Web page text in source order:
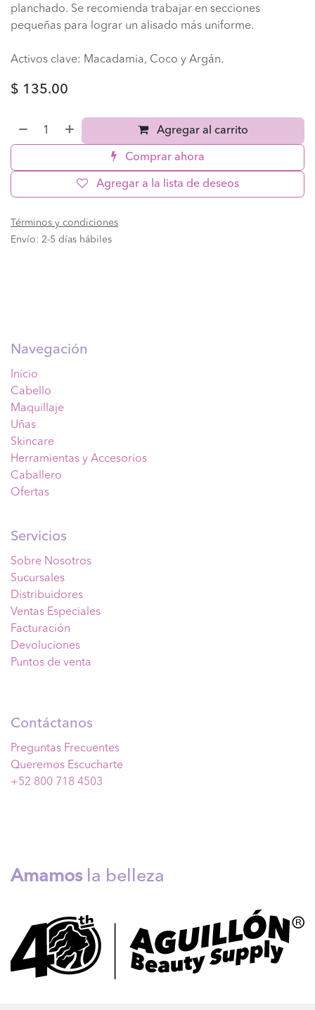
planchado. Se recomienda trabajar en secciones
pequeñas para lograr un alisado más uniforme.
Activos clave: Macadamia, Coco y Argán.
$ 135.00
Agregar al carrito
Comprar ahora
Agregar a la lista de deseos
Términos y condiciones
Envío: 2-5 días hábiles
Navegación
Inicio
Cabello
Maquillaje
Uñas
Skincare
Herramientas y Accesorios
Caballero
Ofertas
Servicios
Sobre Nosotros
Sucursales
Distribuidores
Ventas Especiales
Facturación
Devoluciones
Puntos de venta
Contáctanos
Preguntas Frecuentes
Queremos Escucharte
+52 800 718 4503
Amamos la belleza